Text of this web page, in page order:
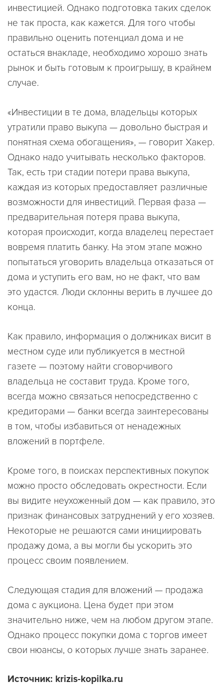
инвестицией. Однако подготовка таких сделок
не так проста, как кажется. Для того чтобы
правильно оценить потенциал дома и не
остаться внакладе, необходимо хорошо знать
рынок и быть готовым к проигрышу, в крайнем
случае.
«Инвестиции в те дома, владельцы которых
утратили право выкупа — довольно быстрая и
понятная схема обогащения», — говорит Хакер.
Однако надо учитывать несколько факторов.
Так, есть три стадии потери права выкупа,
каждая из которых предоставляет различные
возможности для инвестиций. Первая фаза —
предварительная потеря права выкупа,
которая происходит, когда владелец перестает
вовремя платить банку. На этом этапе можно
попытаться уговорить владельца отказаться от
дома и уступить его вам, но не факт, что вам
это удастся. Люди склонны верить в лучшее до
конца.
Как правило, информация о должниках висит в
местном суде или публикуется в местной
газете — поэтому найти сговорчивого
владельца не составит труда. Кроме того,
всегда можно связаться непосредственно с
кредиторами — банки всегда заинтересованы
в том, чтобы избавиться от ненадежных
вложений в портфеле.
Кроме того, в поисках перспективных покупок
можно просто обследовать окрестности. Если
вы видите неухоженный дом — как правило, это
признак финансовых затруднений у его хозяев.
Некоторые не решаются сами инициировать
продажу дома, а вы могли бы ускорить это
процесс своим появлением.
Следующая стадия для вложений — продажа
дома с аукциона. Цена будет при этом
значительно ниже, чем на любом другом этапе.
Однако процесс покупки дома с торгов имеет
свои нюансы, о которых лучше знать заранее.
Источник: krizis-kopilka.ru